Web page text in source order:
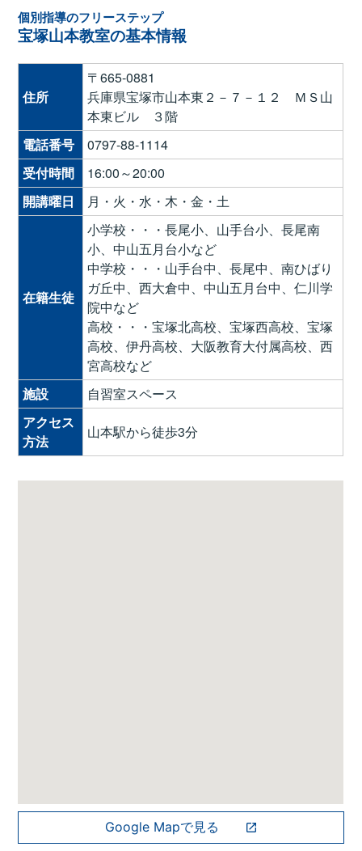
個別指導のフリーステップ
宝塚山本教室の基本情報
住所
〒665-0881
兵庫県宝塚市山本東２－７－１２ ＭＳ山
本東ビル ３階
電話番号
0797-88-1114
受付時間
16:00～20:00
開講曜日
月・火・水・木・金・土
在籍生徒
小学校・・・長尾小、山手台小、長尾南
小、中山五月台小など
中学校・・・山手台中、長尾中、南ひばり
ガ丘中、西大倉中、中山五月台中、仁川学
院中など
高校・・・宝塚北高校、宝塚西高校、宝塚
高校、伊丹高校、大阪教育大付属高校、西
宮高校など
施設
自習室スペース
アクセス
方法
山本駅から徒歩3分
Google Mapで見る